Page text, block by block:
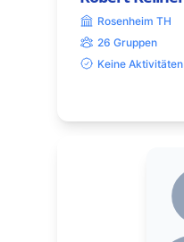
Rosenheim TH
26 Gruppen
Keine Aktivitäten